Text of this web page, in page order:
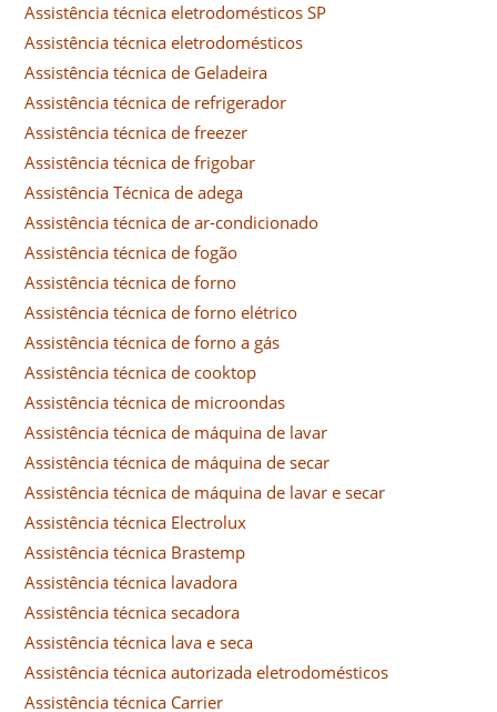
Assistência técnica eletrodomésticos SP
Assistência técnica eletrodomésticos
Assistência técnica de Geladeira
Assistência técnica de refrigerador
Assistência técnica de freezer
Assistência técnica de frigobar
Assistência Técnica de adega
Assistência técnica de ar-condicionado
Assistência técnica de fogão
Assistência técnica de forno
Assistência técnica de forno elétrico
Assistência técnica de forno a gás
Assistência técnica de cooktop
Assistência técnica de microondas
Assistência técnica de máquina de lavar
Assistência técnica de máquina de secar
Assistência técnica de máquina de lavar e secar
Assistência técnica Electrolux
Assistência técnica Brastemp
Assistência técnica lavadora
Assistência técnica secadora
Assistência técnica lava e seca
Assistência técnica autorizada eletrodomésticos
Assistência técnica Carrier